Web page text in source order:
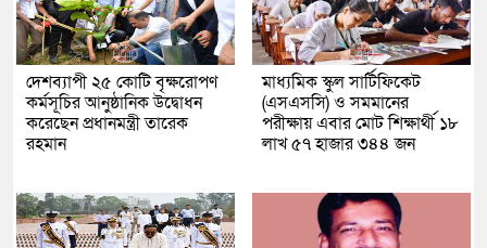
দেশব্যাপী ২৫ কোটি বৃক্ষরোপণ
কর্মসূচির আনুষ্ঠানিক উদ্বোধন
করেছেন প্রধানমন্ত্রী তারেক
রহমান
মাধ্যমিক স্কুল সার্টিফিকেট
(এসএসসি) ও সমমানের
পরীক্ষায় এবার মোট শিক্ষার্থী ১৮
লাখ ৫৭ হাজার ৩৪৪ জন